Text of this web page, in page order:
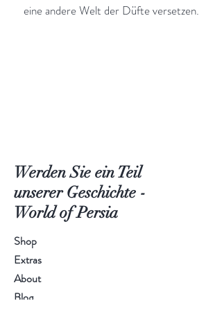
eine andere Welt der Düfte versetzen.
Werden Sie ein Teil
unserer Geschichte -
World of Persia
Shop
Extras
About
Blog